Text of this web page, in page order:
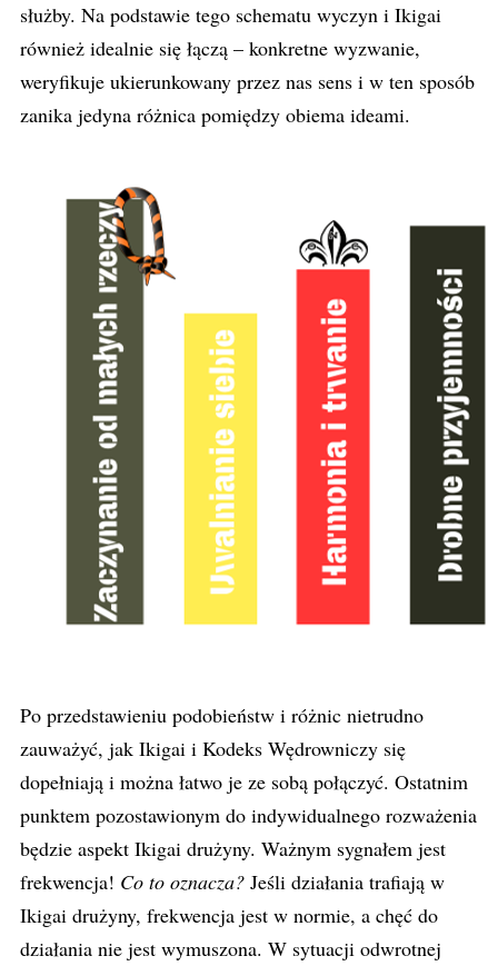
służby. Na podstawie tego schematu wyczyn i Ikigai
również idealnie się łączą – konkretne wyzwanie,
weryfikuje ukierunkowany przez nas sens i w ten sposób
zanika jedyna różnica pomiędzy obiema ideami.
Po przedstawieniu podobieństw i różnic nietrudno
zauważyć, jak Ikigai i Kodeks Wędrowniczy się
dopełniają i można łatwo je ze sobą połączyć. Ostatnim
punktem pozostawionym do indywidualnego rozważenia
będzie aspekt Ikigai drużyny. Ważnym sygnałem jest
frekwencja! Co to oznacza? Jeśli działania trafiają w
Ikigai drużyny, frekwencja jest w normie, a chęć do
działania nie jest wymuszona. W sytuacji odwrotnej